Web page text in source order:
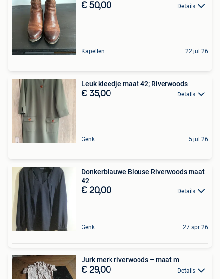
€ 50,00 Details
Kapellen 22 jul 26
Leuk kleedje maat 42; Riverwoods
€ 35,00 Details
Genk 5 jul 26
Donkerblauwe Blouse Riverwoods maat
42
€ 20,00 Details
Genk 27 apr 26
Jurk merk riverwoods – maat m
€ 29,00 Details